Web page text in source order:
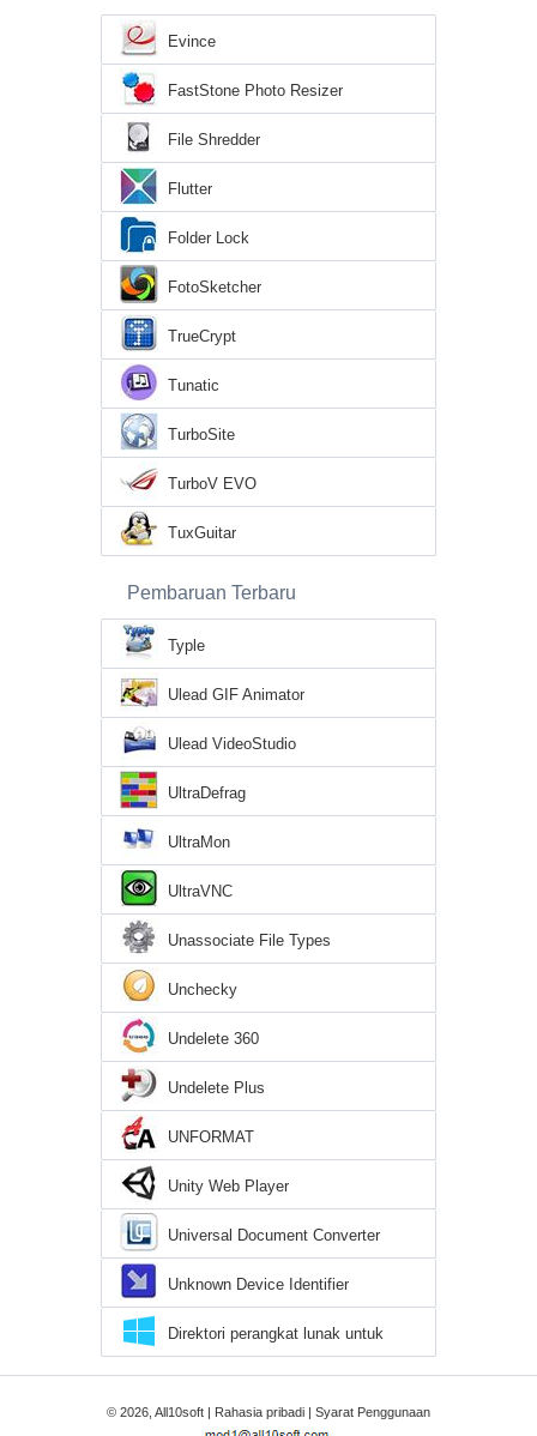
Evince
FastStone Photo Resizer
File Shredder
Flutter
Folder Lock
FotoSketcher
TrueCrypt
Tunatic
TurboSite
TurboV EVO
TuxGuitar
Pembaruan Terbaru
Typle
Ulead GIF Animator
Ulead VideoStudio
UltraDefrag
UltraMon
UltraVNC
Unassociate File Types
Unchecky
Undelete 360
Undelete Plus
UNFORMAT
Unity Web Player
Universal Document Converter
Unknown Device Identifier
Direktori perangkat lunak untuk
Windows 10
© 2026, All10soft | Rahasia pribadi | Syarat Penggunaan